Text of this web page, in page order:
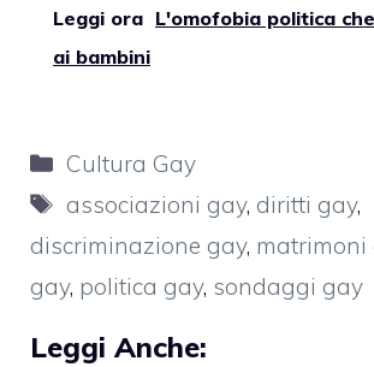
Leggi ora L'omofobia politica
ai bambini
Categorie
Cultura Gay
Tag
associazioni gay, diritti gay,
discriminazione gay, matrimoni
gay, politica gay, sondaggi gay
Leggi Anche: